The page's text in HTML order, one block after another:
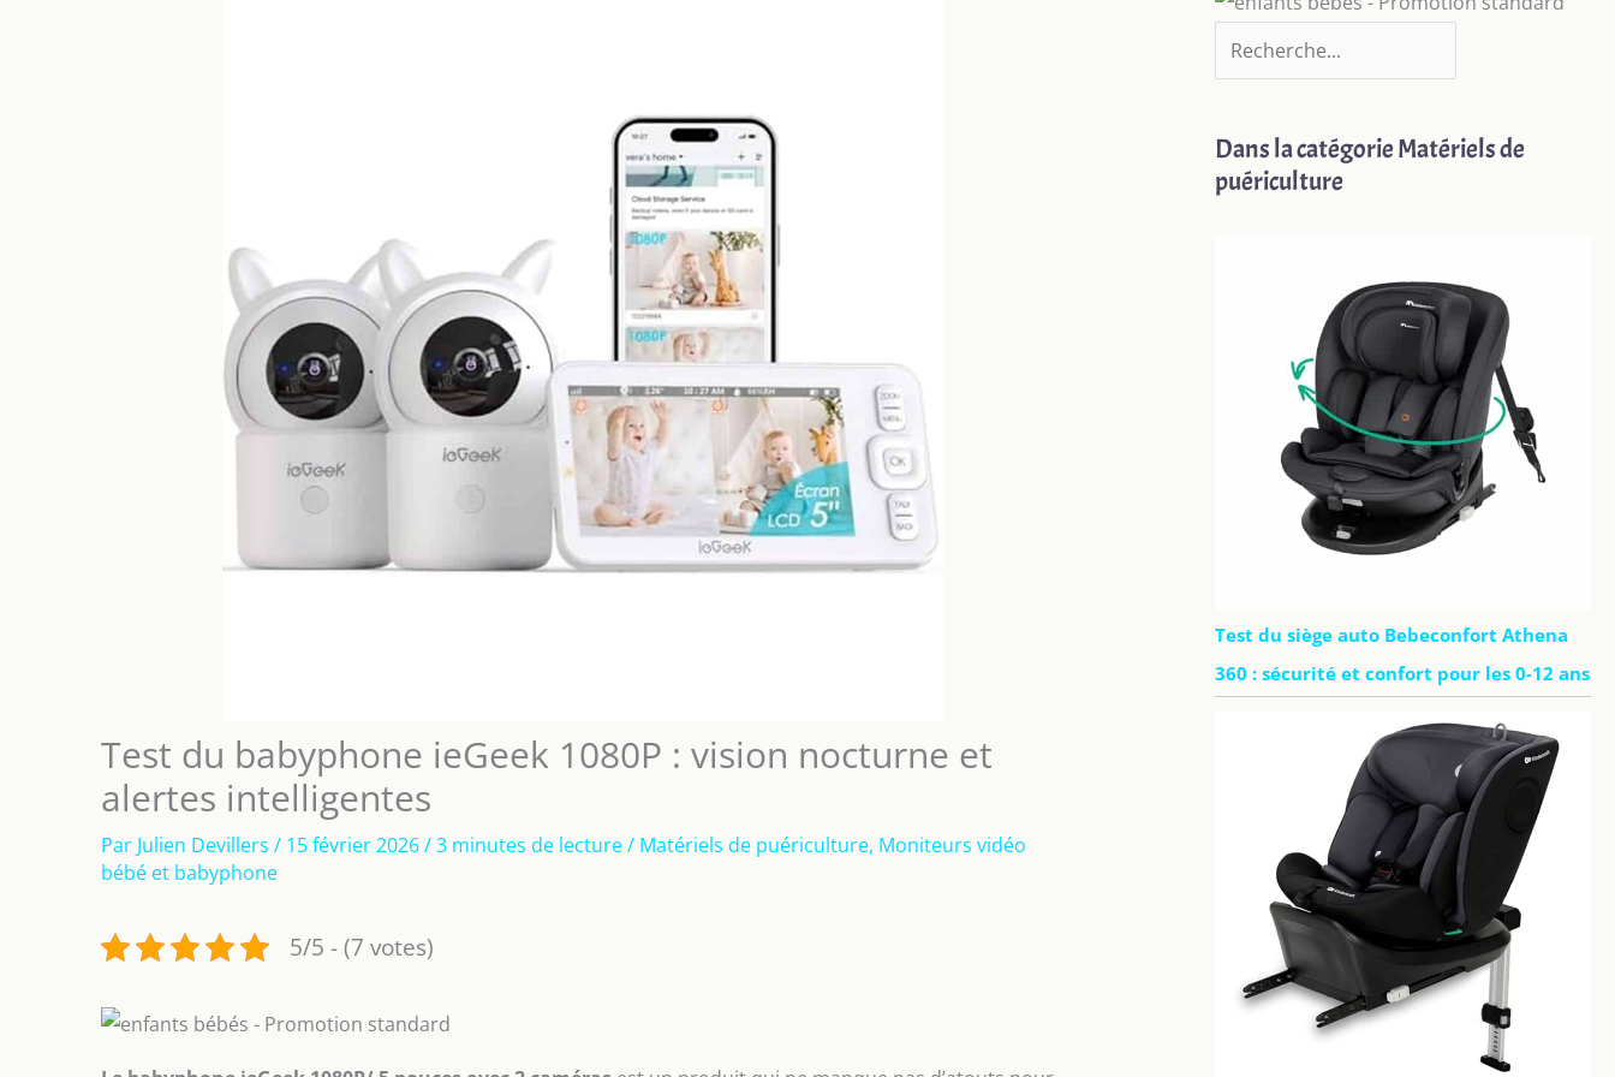
Test du babyphone ieGeek 1080P : vision nocturne et
alertes intelligentes
Par Julien Devillers / 15 février 2026/3 minutes de lecture/ Matériels de puériculture, Moniteurs vidéo
bébé et babyphone
5/5 - (7 votes)
Dans la catégorie Matériels de
puériculture
Test du siège auto Bebeconfort Athena
360 : sécurité et confort pour les 0-12 ans